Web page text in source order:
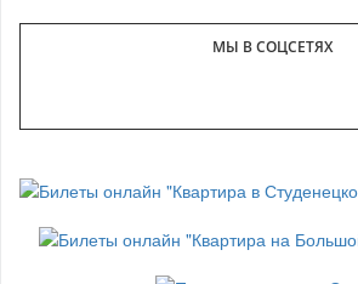
МЫ В СОЦСЕТЯХ